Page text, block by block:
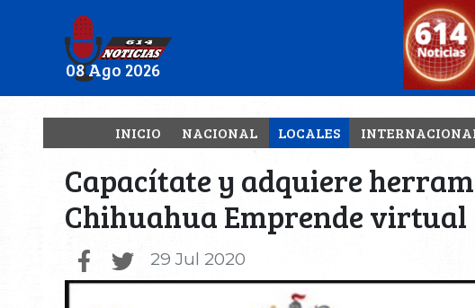
08 Ago 2026
INICIO NACIONAL LOCALES
Capacítate y adquiere
Chihuahua Emprende virtual
29 Jul 2020